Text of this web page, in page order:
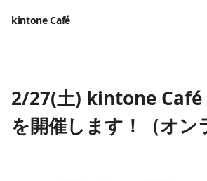
kintone Café
2/27(土) kintone Café
を開催します！（オン